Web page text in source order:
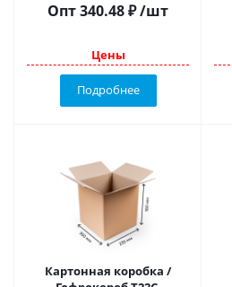
Опт340.48₽/шт
Цены
Подробнее
Картонная коробка /